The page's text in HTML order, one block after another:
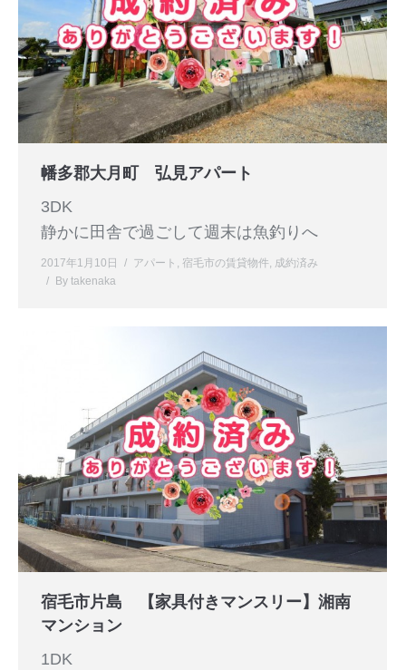
幡多郡大月町 弘見アパート
3DK
静かに田舎で過ごして週末は魚釣りへ
2017年1月10日 アパート , 宿毛市の賃貸物件, 成約済み
By takenaka
宿毛市片島 【家具付きマンスリー】湘南
マンション
1DK